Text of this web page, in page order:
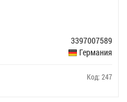
3397007589
Германия
Код: 247